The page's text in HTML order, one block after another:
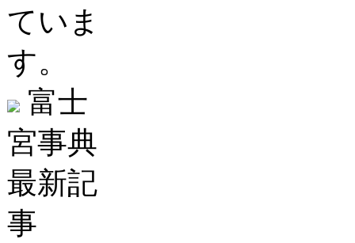
ていま
す。
富士
宮事典
最新記
事